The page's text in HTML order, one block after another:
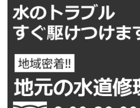
ビ
ゲ
ー
シ
ョ
ン